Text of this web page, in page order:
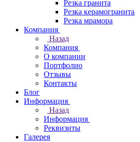
Резка гранита
Резка керамогранита
Резка мрамора
Компания
Назад
Компания
О компании
Портфолио
Отзывы
Контакты
Блог
Информация
Назад
Информация
Реквизиты
Галерея